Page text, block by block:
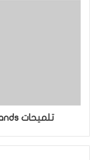
تلميحات NYT Strands وإجاباتها ليوم 9 أغسطس